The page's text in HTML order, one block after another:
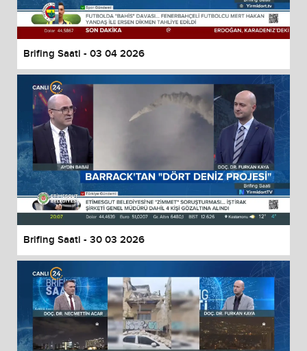
Brifing Saati - 03 04 2026
Brifing Saati - 30 03 2026